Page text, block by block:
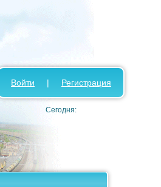
Войти | Регистрация
Сегодня: